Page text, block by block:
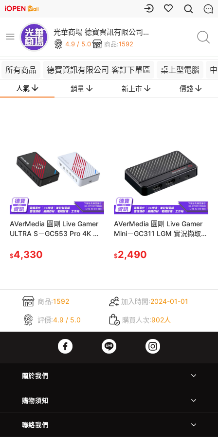
光華商場 德寶資訊有限公司
(可刷卡)
4.9 / 5.0 商品:1592
所有商品 德寶資訊有限公司 客訂下單區 桌上型電腦
人氣 銷量 新上市 價錢
AVerMedia 圓剛 Live Gamer
ULTRA S－GC553 Pro 4K 實
$4,330
AVerMedia 圓剛 Live Gamer
Mini－GC311 LGM 實況擷取盒
$2,490
商品:1592 加入時間:2024-01-01
評價:4.9 / 5.0 購買人次:902人
關於我們
購物須知
聯絡我們